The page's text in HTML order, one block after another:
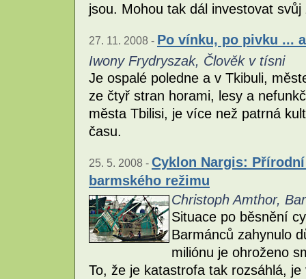
jsou. Mohou tak dál investovat
27. 11. 2008 - Po vínku, po pivku ...
Iwony Frydryszak, Člověk v tísni
Je ospalé poledne a v Tkibuli,
ze čtyř stran horami, lesy a
města Tbilisi, je více než patrná
času.
25. 5. 2008 - Cyklon Nargis:
barmského režimu
Christoph Amthor,
Situace po běsnění
Barmánců zahynulo
miliónu je ohroženo
To, že je katastrofa tak rozsáhlá,